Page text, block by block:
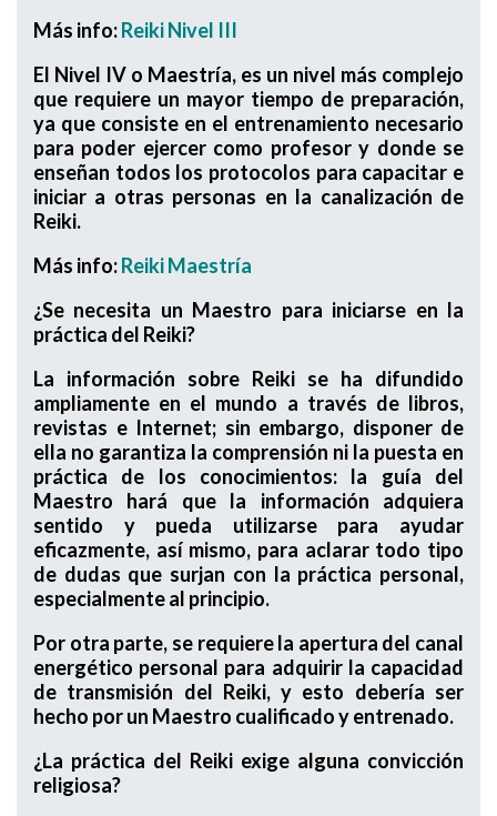
Más info:Reiki Nivel III
El Nivel IV o Maestría, es un nivel más complejo
que requiere un mayor tiempo de preparación,
ya que consiste en el entrenamiento necesario
para poder ejercer como profesor y donde se
enseñan todos los protocolos para capacitar e
iniciar a otras personas en la canalización de
Reiki.
Más info:Reiki Maestría
¿Se necesita un Maestro para iniciarse en la
práctica del Reiki?
La información sobre Reiki se ha difundido
ampliamente en el mundo a través de libros,
revistas e Internet; sin embargo, disponer de
ella no garantiza la comprensión ni la puesta en
práctica de los conocimientos: la guía del
Maestro hará que la información adquiera
sentido y pueda utilizarse para ayudar
eficazmente, así mismo, para aclarar todo tipo
de dudas que surjan con la práctica personal,
especialmente al principio.
Por otra parte, se requiere la apertura del canal
energético personal para adquirir la capacidad
de transmisión del Reiki, y esto debería ser
hecho por un Maestro cualificado y entrenado.
¿La práctica del Reiki exige alguna convicción
religiosa?